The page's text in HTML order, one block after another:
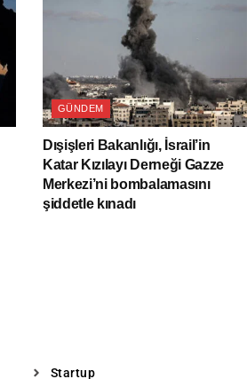
GÜNDEM
Dışişleri Bakanlığı, İsrail’in
Katar Kızılayı Derneği Gazze
Merkezi’ni bombalamasını
şiddetle kınadı
Startup